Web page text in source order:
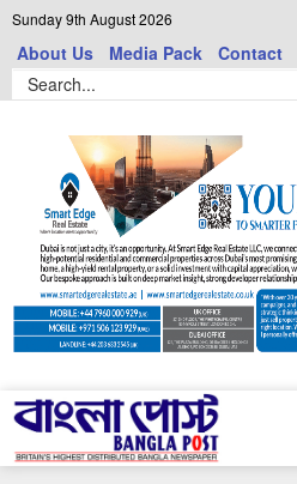
Sunday 9th August 2026
About Us Media Pack Contact